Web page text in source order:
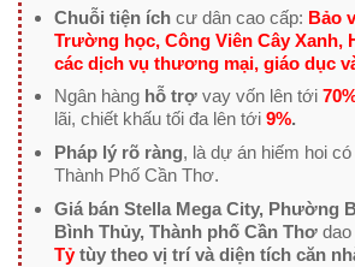
Chuỗi tiện íchcư dân cao cấp: Bảo
Trường học, Công Viên Cây Xanh,
các dịch vụ thương mại, giáo dục
Ngân hànghỗ trợvay vốn lên tới
lãi, chiết khấu tối đa lên tới9%.
Pháp lý rõ ràng, là dự án hiếm hoi
Thành Phố Cần Thơ.
Giá bán Stella Mega City, Phường
Bình Thủy, Thành phố Cần Thơdao
Tỷtùy theo vị trí và diện tích căn